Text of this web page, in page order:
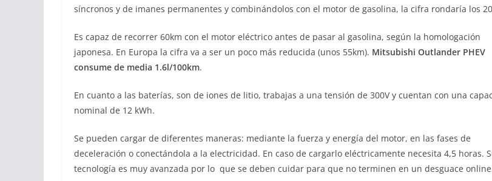
síncronos y de imanes permanentes y combinándolos con el motor de gasolina, la cifra rondaría los
Es capaz de recorrer 60km con el motor eléctrico antes de pasar al gasolina, según la homologación
japonesa. En Europa la cifra va a ser un poco más reducida (unos 55km). Mitsubishi Outlander PHEV
consume de media 1.6l/100km.
En cuanto a las baterías, son de iones de litio, trabajas a una tensión de 300V y cuentan con una
nominal de 12 kWh.
Se pueden cargar de diferentes maneras: mediante la fuerza y energía del motor, en las fases de
deceleración o conectándola a la electricidad. En caso de cargarlo eléctricamente necesita 4,5 horas.
tecnología es muy avanzada por lo que se deben cuidar para que no terminen en un desguace